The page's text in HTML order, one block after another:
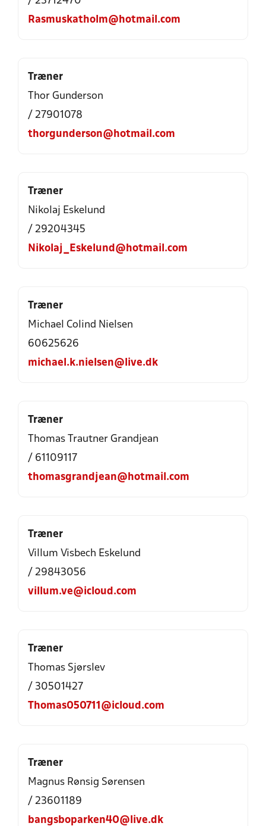
Rasmuskatholm@hotmail.com
Træner
Thor Gunderson
/ 27901078
thorgunderson@hotmail.com
Træner
Nikolaj Eskelund
/ 29204345
Nikolaj_Eskelund@hotmail.com
Træner
Michael Colind Nielsen
60625626
michael.k.nielsen@live.dk
Træner
Thomas Trautner Grandjean
/ 61109117
thomasgrandjean@hotmail.com
Træner
Villum Visbech Eskelund
/ 29843056
villum.ve@icloud.com
Træner
Thomas Sjørslev
/ 30501427
Thomas050711@icloud.com
Træner
Magnus Rønsig Sørensen
/ 23601189
bangsboparken40@live.dk